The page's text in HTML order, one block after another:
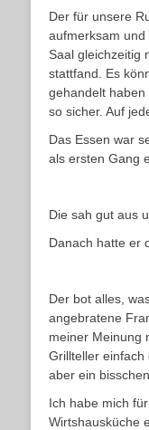
Der für unsere
aufmerksam
Saal gleichzeitig
stattfand. Es
gehandelt
so sicher. Auf
Das Essen war
als ersten Gang
Die sah gut aus
Danach hatte er
Der bot alles,
angebratene
meiner Meinung
Grillteller einfach
aber ein
Ich habe mich
Wirtshausküche